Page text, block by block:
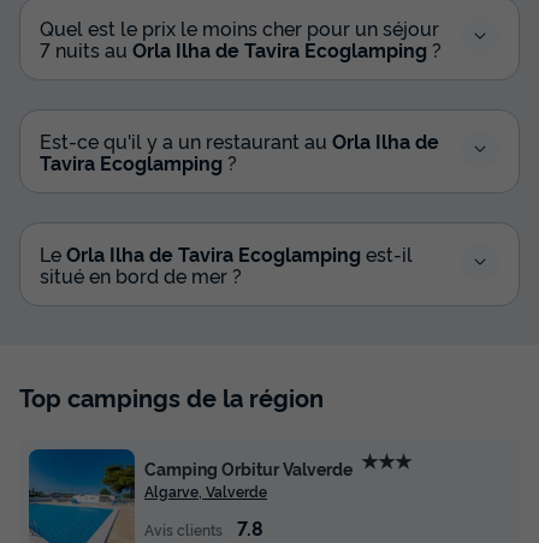
HÉBERGEMENT INSOLITE 5 personnes -
GLAMPING T2
Adultes
5
Chambres
2 1
27/09/2026 au 04/10/2026
Meilleur prix pour 7 nuits
Modifier les dates
Quel est le prix le moins cher pour un séjour
7 nuits au Orla Ilha de Tavira Ecoglamping ?
Est-ce qu'il y a un restaurant au Orla Ilha de
Tavira Ecoglamping ?
LeOrla Ilha de Tavira Ecoglamping est-il
situé en bord de mer ?
Top campings de la région
Camping Orbitur Valverde ★★★
Algarve, Valverde
Avis clients
7.8